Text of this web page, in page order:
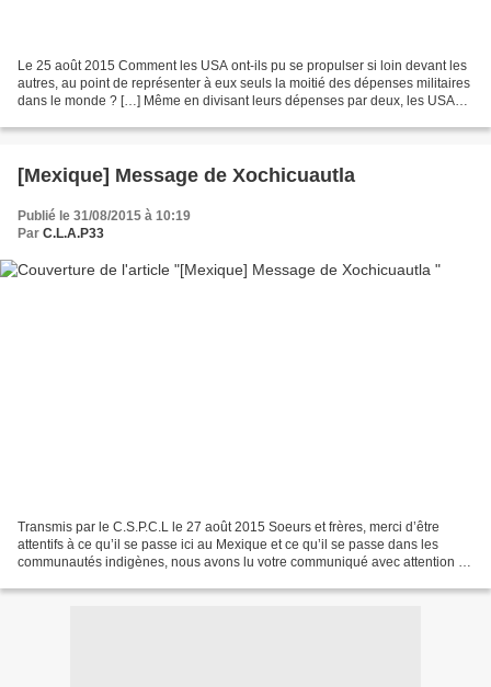
Le 25 août 2015 Comment les USA ont-ils pu se propulser si loin devant les
autres, au point de représenter à eux seuls la moitié des dépenses militaires
dans le monde ? […] Même en divisant leurs dépenses par deux, les USA
[Mexique] Message de Xochicuautla
Publié le 31/08/2015 à 10:19
Par C.L.A.P33
Transmis par le C.S.P.C.L le 27 août 2015 Soeurs et frères, merci d’être
attentifs à ce qu’il se passe ici au Mexique et ce qu’il se passe dans les
communautés indigènes, nous avons lu votre communiqué avec attention et